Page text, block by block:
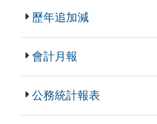
歷年追加減
會計月報
公務統計報表